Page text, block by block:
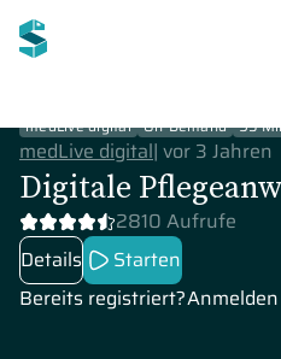
medLive digital On-Demand 95
medLive digital| vor 3 Jahren
Digitale
2810 Aufrufe
Details
Starten
Bereits registriert?Anmelden